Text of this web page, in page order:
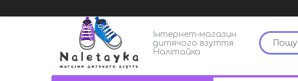
Інтернет-магазин
дитячого взуття
Налітайка